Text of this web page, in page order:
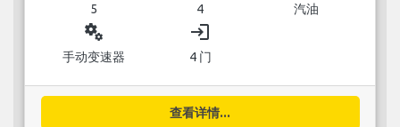
5 4 汽油
miscellaneous_services
手动变速器
login
4 门
查看详情...